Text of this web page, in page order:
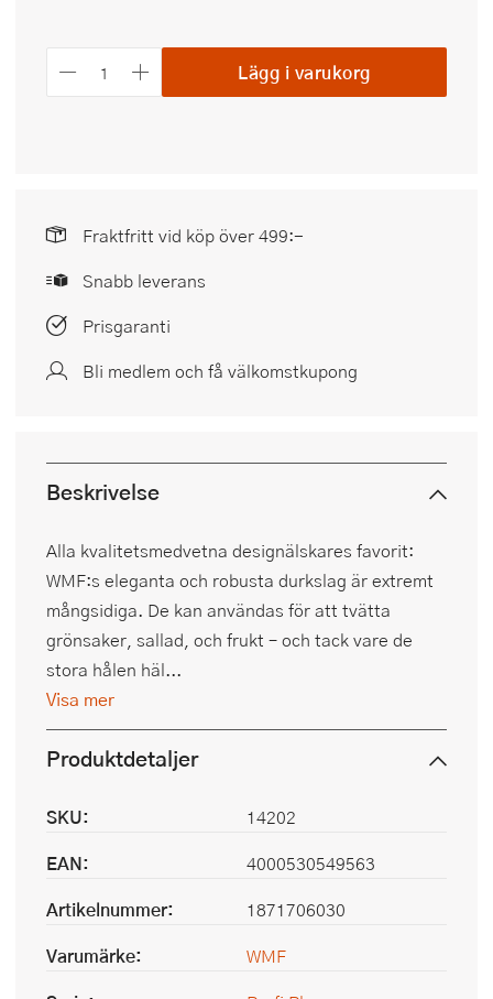
Lägg i varukorg
Fraktfritt vid köp över 499:-
Snabb leverans
Prisgaranti
Bli medlem och få välkomstkupong
Beskrivelse
Alla kvalitetsmedvetna designälskares favorit:
WMF:s eleganta och robusta durkslag är extremt
mångsidiga. De kan användas för att tvätta
grönsaker, sallad, och frukt – och tack vare de
stora hålen häl...
Visa mer
Produktdetaljer
SKU:
14202
EAN:
4000530549563
Artikelnummer:
1871706030
Varumärke:
WMF